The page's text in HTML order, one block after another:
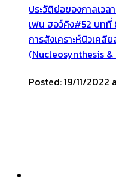
ประวัติย่อของกาลเว
เฟน ฮอว์คิง#52 บทที่
การสังเคราะห์นิวเคลี
(Nucleosynthesis
Posted: 19/11/2022